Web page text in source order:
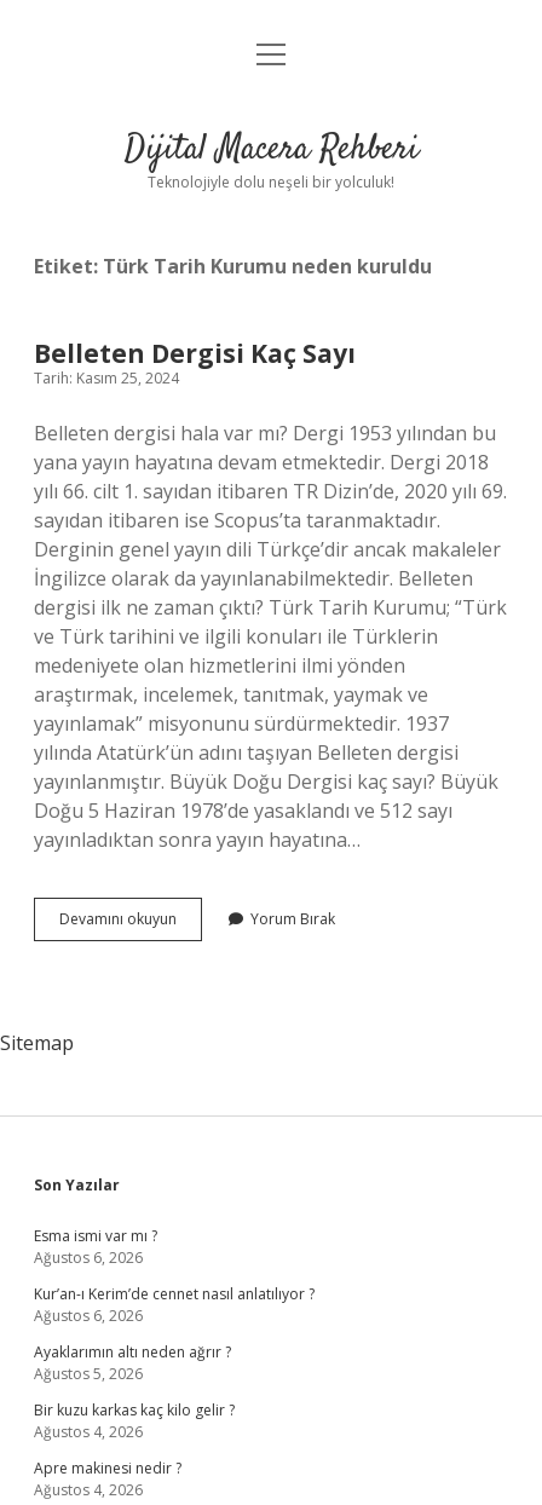
Anasayfa
Yasal Uyarı
menüyü
Dijital Macera Rehberi
Teknolojiyle dolu neşeli bir yolculuk!
Etiket: Türk Tarih Kurumu neden kuruldu
Belleten Dergisi Kaç Sayı
Tarih: Kasım 25, 2024
Belleten dergisi hala var mı? Dergi 1953 yılından bu
yana yayın hayatına devam etmektedir. Dergi 2018
yılı 66. cilt 1. sayıdan itibaren TR Dizin’de, 2020 yılı 69.
sayıdan itibaren ise Scopus’ta taranmaktadır.
Derginin genel yayın dili Türkçe’dir ancak makaleler
İngilizce olarak da yayınlanabilmektedir. Belleten
dergisi ilk ne zaman çıktı? Türk Tarih Kurumu; “Türk
ve Türk tarihini ve ilgili konuları ile Türklerin
medeniyete olan hizmetlerini ilmi yönden
araştırmak, incelemek, tanıtmak, yaymak ve
yayınlamak” misyonunu sürdürmektedir. 1937
yılında Atatürk’ün adını taşıyan Belleten dergisi
yayınlanmıştır. Büyük Doğu Dergisi kaç sayı? Büyük
Doğu 5 Haziran 1978’de yasaklandı ve 512 sayı
yayınladıktan sonra yayın hayatına…
Devamını okuyun Belleten
Dergisi
Yorum Bırak
Sitemap
Sidebar
Son Yazılar
Esma ismi var mı ?
Ağustos 6, 2026
Kur’an-ı Kerim’de cennet nasıl anlatılıyor ?
Ağustos 6, 2026
Ayaklarımın altı neden ağrır ?
Ağustos 5, 2026
Bir kuzu karkas kaç kilo gelir ?
Ağustos 4, 2026
Apre makinesi nedir ?
Ağustos 4, 2026